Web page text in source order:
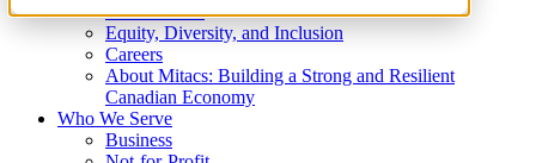
What We Do
Equity, Diversity, and Inclusion
Careers
About Mitacs: Building a Strong and Resilient
Canadian Economy
Who We Serve
Business